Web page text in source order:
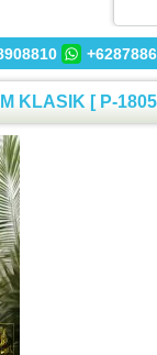
KLASIK [ P-